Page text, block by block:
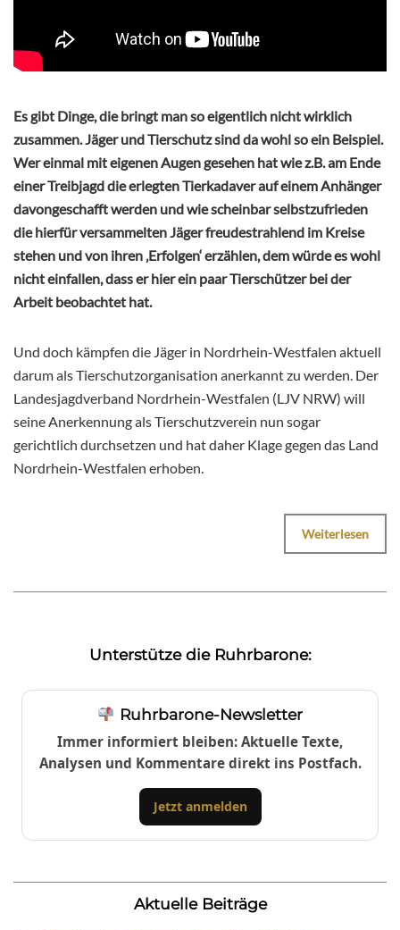
Es gibt Dinge, die bringt man so eigentlich nicht wirklich
zusammen. Jäger und Tierschutz sind da wohl so ein Beispiel.
Wer einmal mit eigenen Augen gesehen hat wie z.B. am Ende
einer Treibjagd die erlegten Tierkadaver auf einem Anhänger
davongeschafft werden und wie scheinbar selbstzufrieden
die hierfür versammelten Jäger freudestrahlend im Kreise
stehen und von ihren ‚Erfolgen‘ erzählen, dem würde es wohl
nicht einfallen, dass er hier ein paar Tierschützer bei der
Arbeit beobachtet hat.
Und doch kämpfen die Jäger in Nordrhein-Westfalen aktuell
darum als Tierschutzorganisation anerkannt zu werden. Der
Landesjagdverband Nordrhein-Westfalen (LJV NRW) will
seine Anerkennung als Tierschutzverein nun sogar
gerichtlich durchsetzen und hat daher Klage gegen das Land
Nordrhein-Westfalen erhoben.
Weiterlesen
Unterstütze die Ruhrbarone:
Ruhrbarone-Newsletter
Immer informiert bleiben: Aktuelle Texte,
Analysen und Kommentare direkt ins Postfach.
Jetzt anmelden
Aktuelle Beiträge